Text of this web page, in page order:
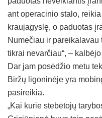
ant operacinio stalo,
kraujagyslę, o paduotas
Numečiau ir
tikrai nevarčiau“, –
Dar jam posėdžio metu
Biržų ligoninėje yra
pasireikia.
„Kai kurie stebėtojų